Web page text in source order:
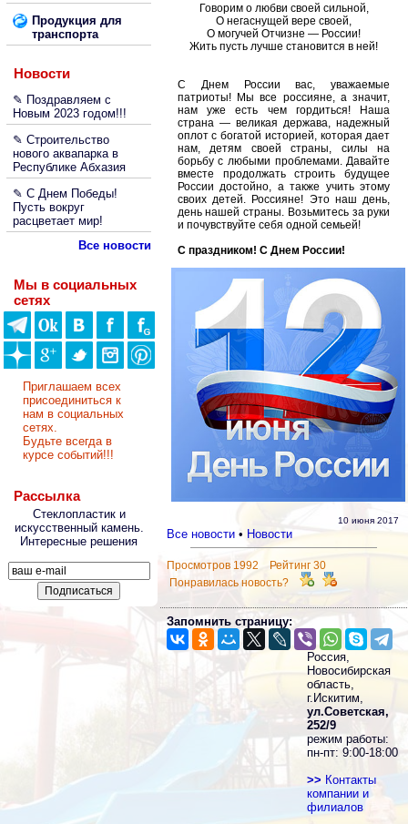
Продукция для
транспорта
Новости
✎ Поздравляем с
Новым 2023 годом!!!
✎ Строительство
нового аквапарка в
Республике Абхазия
✎ С Днем Победы!
Пусть вокруг
расцветает мир!
Все новости
Мы в социальных
сетях
Приглашаем всех
присоединиться к
нам в социальных
сетях.
Будьте всегда в
курсе событий!!!
Рассылка
Стеклопластик и
искусственный камень.
Интересные решения
Говорим о любви своей сильной,
О негаснущей вере своей,
О могучей Отчизне — России!
Жить пусть лучше становится в ней!
С Днем России вас, уважаемые
патриоты! Мы все россияне, а значит,
нам уже есть чем гордиться! Наша
страна — великая держава, надежный
оплот с богатой историей, которая дает
нам, детям своей страны, силы на
борьбу с любыми проблемами. Давайте
вместе продолжать строить будущее
России достойно, а также учить этому
своих детей. Россияне! Это наш день,
день нашей страны. Возьмитесь за руки
и почувствуйте себя одной семьей!
С праздником! С Днем России!
10 июня 2017
Все новости• Новости
Просмотров 1992 Рейтинг 30
Понравилась новость?
Запомнить страницу:
Россия,
Новосибирская
область,
г.Искитим,
ул.Советская,
252/9
режим работы:
пн-пт: 9:00-18:00
>> Контакты
компании и
филиалов